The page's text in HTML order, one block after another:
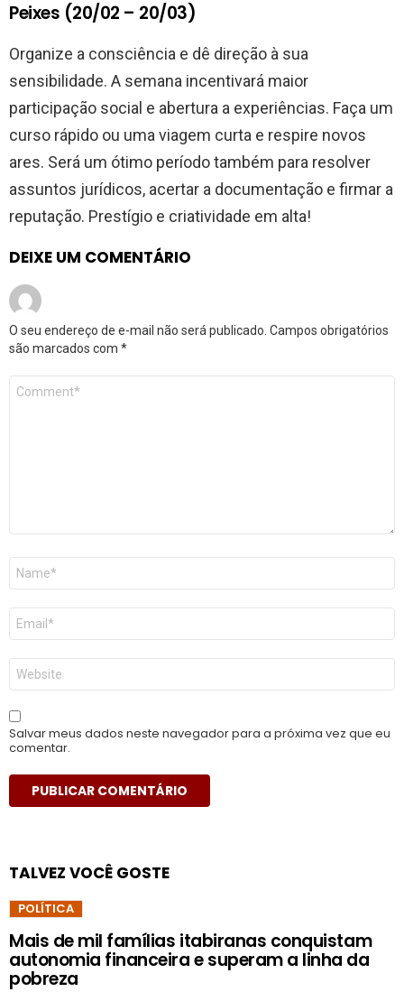
Peixes (20/02 – 20/03)
Organize a consciência e dê direção à sua
sensibilidade. A semana incentivará maior
participação social e abertura a experiências. Faça um
curso rápido ou uma viagem curta e respire novos
ares. Será um ótimo período também para resolver
assuntos jurídicos, acertar a documentação e firmar a
reputação. Prestígio e criatividade em alta!
DEIXE UM COMENTÁRIO
O seu endereço de e-mail não será publicado. Campos obrigatórios
são marcados com *
Comentário
Nome
E-
mail
*
Site
Salvar meus dados neste navegador para a próxima vez que eu
comentar.
TALVEZ VOCÊ GOSTE
POLÍTICA
Mais de mil famílias itabiranas conquistam
autonomia financeira e superam a linha da
pobreza